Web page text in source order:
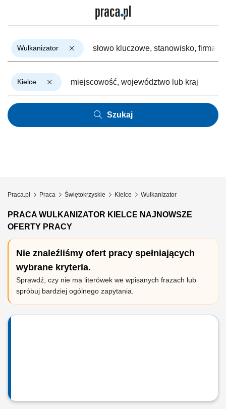
Wulkanizator
Kielce
Szukaj
Praca.pl Praca Świętokrzyskie Kielce Wulkanizator
PRACA WULKANIZATOR KIELCE NAJNOWSZE
OFERTY PRACY
Nie znaleźliśmy ofert pracy spełniających
wybrane kryteria.
Sprawdź, czy nie ma literówek we wpisanych frazach lub
spróbuj bardziej ogólnego zapytania.